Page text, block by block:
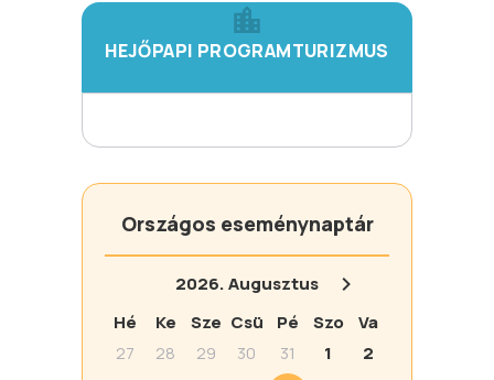
HEJŐPAPI PROGRAMTURIZMUS
Országos eseménynaptár
2026.Augusztus
Hé
Ke Sze Csü Pé Szo
Va
27
28 29 30 31 1
2